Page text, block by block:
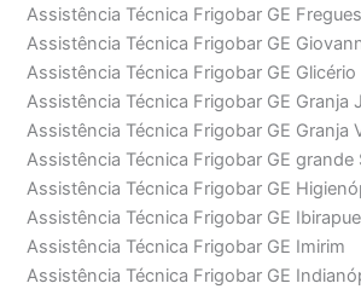
Assistência Técnica Frigobar GE
Assistência Técnica Frigobar GE
Assistência Técnica Frigobar GE Glicério
Assistência Técnica Frigobar GE Granja
Assistência Técnica Frigobar GE Granja
Assistência Técnica Frigobar GE grande
Assistência Técnica Frigobar GE
Assistência Técnica Frigobar GE
Assistência Técnica Frigobar GE Imirim
Assistência Técnica Frigobar GE